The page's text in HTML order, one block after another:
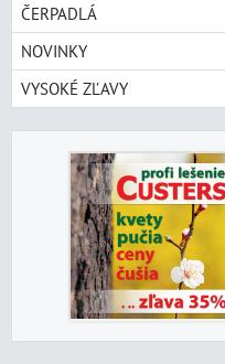
ČERPADLÁ
NOVINKY
VYSOKÉ ZĽAVY